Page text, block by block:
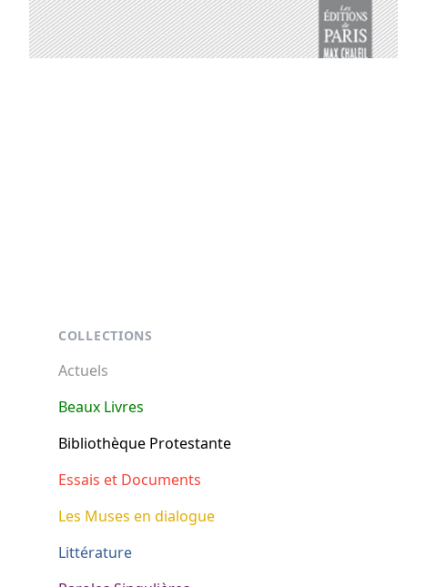
COLLECTIONS
Actuels
Beaux Livres
Bibliothèque Protestante
Essais et Documents
Les Muses en dialogue
Littérature